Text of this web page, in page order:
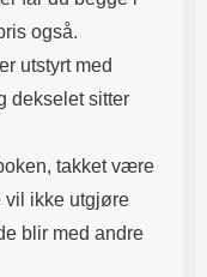
også.
utstyrt med
dekselet sitter
takket være
vil ikke utgjøre
blir med andre